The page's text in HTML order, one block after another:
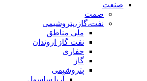
صنعت
صمت
نفت،گاز،پتروشیمی
ملی مناطق
نفت گاز اروندان
حفاری
گاز
پتروشیمی
آریا ساسول